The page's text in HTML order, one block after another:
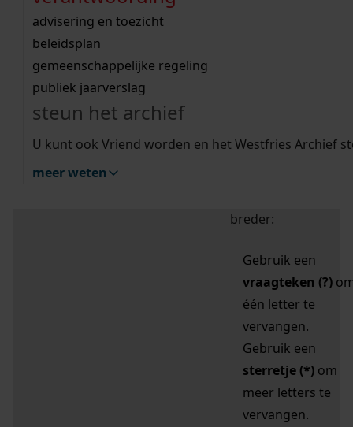
bouwvergunningen
omgevingsvergunningen
vergunningen
beeld en geluid
uitleg nodig?
Wij helpen u op weg met een aantal zoektips.
bekijk alle zoektips
Wij helpen u op weg met een aantal zoektips.
bekijk alle zoektips
bekijk ons geschiedenislokaal
advisering en toezicht
beleidsplan
gemeenschappelijke regeling
publiek jaarverslag
steun het archief
U kunt ook Vriend worden en het Westfries Archief
meer weten
zoektips
Mijn Studiezaal (inloggen)
uw zoekopdracht te
breder:
Gebruik een
vraagteken (?)
één letter te
vervangen.
Gebruik een
sterretje (*) om
meer letters te
vervangen.